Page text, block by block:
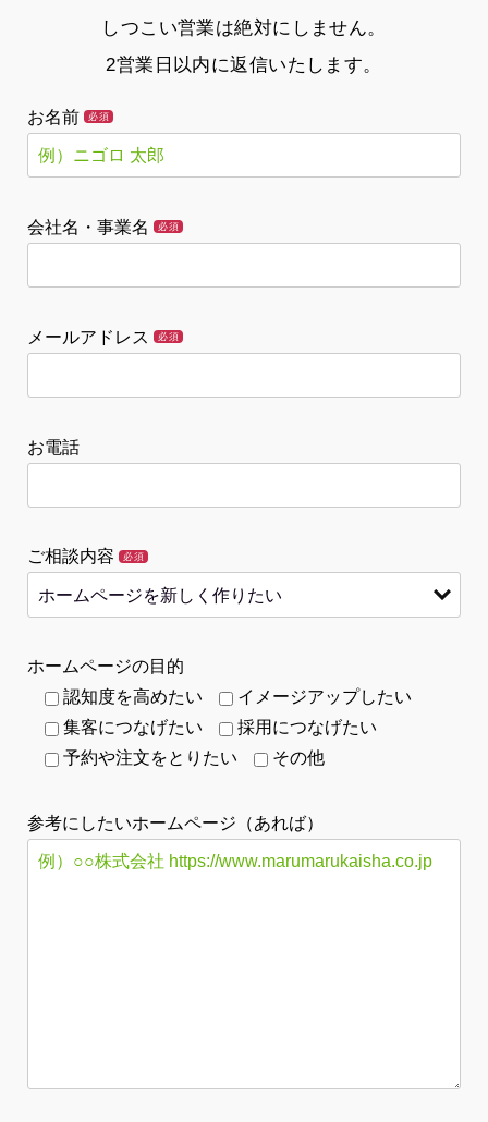
しつこい営業は絶対にしません。
2営業日以内に返信いたします。
お名前 必須
会社名・事業名 必須
メールアドレス 必須
お電話
ご相談内容 必須
ホームページの目的
認知度を高めたい
イメージアップしたい
集客につなげたい
採用につなげたい
予約や注文をとりたい
その他
参考にしたいホームページ（あれば）